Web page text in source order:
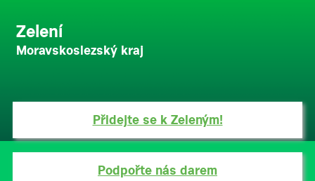
Zelení
Moravskoslezský kraj
Přidejte se k Zeleným!
Podpořte nás darem